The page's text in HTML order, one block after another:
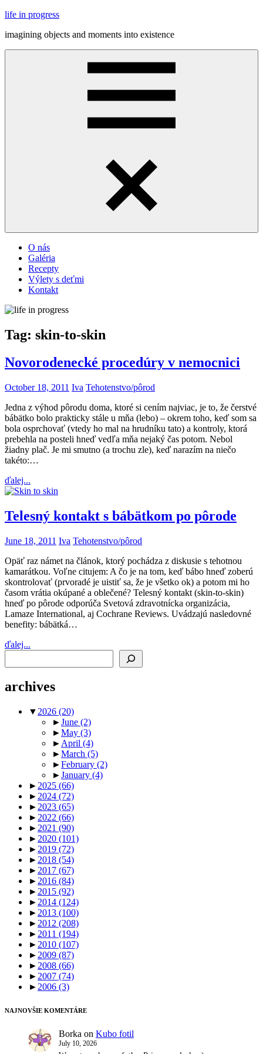
Skip
content
life in progress
imagining objects and moments into existence
O nás
Galéria
Recepty
Výlety s deťmi
Kontakt
Tag: skin-to-skin
Novorodenecké procedúry v nemocnici
October 18, 2011 Iva Tehotenstvo/pôrod
Jedna z výhod pôrodu doma, ktoré si cením najviac, je to, že čerstvé
bábätko bolo prakticky stále u mňa (lebo) – okrem toho, keď som sa
bola osprchovať (vtedy ho mal na hrudníku tato) a kontroly, ktorá
prebehla na posteli hneď vedľa mňa nejaký čas potom. Nebol
žiadny plač. Je mi smutno (a trochu zle), keď narazím na niečo
takéto:…
ďalej...
Telesný kontakt s bábätkom po pôrode
June 18, 2011 Iva Tehotenstvo/pôrod
Opäť raz námet na článok, ktorý pochádza z diskusie s tehotnou
kamarátkou. Voľne citujem: A čo je na tom, keď bábo hneď zoberú
skontrolovať (prvoradé je uistiť sa, že je všetko ok) a potom mi ho
časom vrátia okúpané a oblečené? Telesný kontakt (skin-to-skin)
hneď po pôrode odporúča Svetová zdravotnícka organizácia,
Lamaze International, aj Cochrane Reviews. Uvádzajú nasledovné
benefity: bábätká…
ďalej...
archives
▼ 2026 (20)
►June (2)
►May (3)
► April (4)
►March (5)
►February (2)
►January (4)
► 2025 (66)
► 2024 (72)
► 2023 (65)
► 2022 (66)
► 2021 (90)
► 2020 (101)
► 2019 (72)
► 2018 (54)
► 2017 (67)
► 2016 (84)
► 2015 (92)
► 2014 (124)
► 2013 (100)
► 2012 (208)
► 2011 (194)
► 2010 (107)
► 2009 (87)
► 2008 (66)
► 2007 (74)
► 2006 (3)
NAJNOVŠIE KOMENTÁRE
Borka on Kubo fotil
July 10, 2026